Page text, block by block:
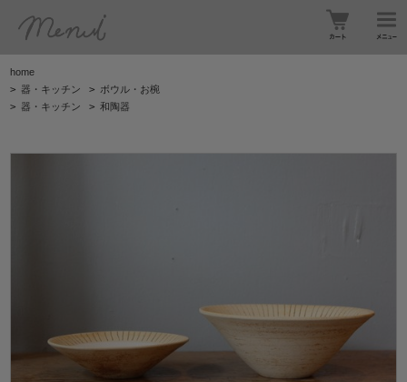
home
> 器・キッチン > ボウル・お椀
> 器・キッチン > 和陶器